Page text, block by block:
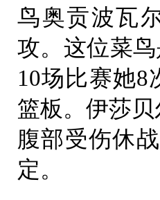
鸟奥贡波瓦
攻。这位菜
10场比赛她8
篮板。伊莎贝
腹部受伤休
定。